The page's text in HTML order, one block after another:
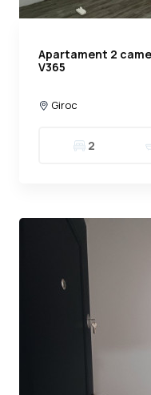
Apartament 2
V365
Giroc
2